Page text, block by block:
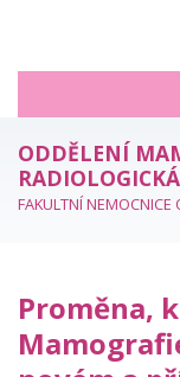
ODDĚLENÍ
FAKULTNÍ NEMOCNICE
NABÍDKA VYŠETŘENÍ
PROVÁDĚNÉ
Proměna,